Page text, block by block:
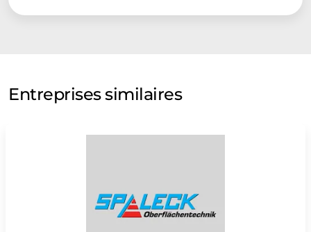
Entreprises similaires